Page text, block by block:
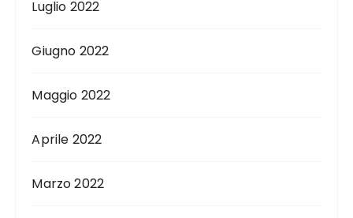
Luglio 2022
Giugno 2022
Maggio 2022
Aprile 2022
Marzo 2022